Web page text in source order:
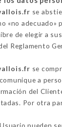
se
«no
de elegir a
Reglamento
se
a
del
Por otra
pueden